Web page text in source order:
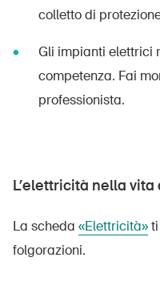
colletto di
Gli impianti elettrici
competenza. Fai
professionista.
L’elettricità nella
La scheda «Elettricità»
folgorazioni.